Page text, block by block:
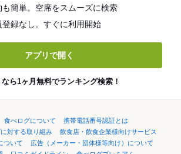
も簡単。空席をスムーズに検索
登録なし。すぐに利用開始
アプリで開く
なら1ヶ月無料でランキング検索！
食べログについて
携帯電話番号認証とは
対する取り組み
飲食店・飲食企業様向けサービス
ついて
広告（メーカー・団体様等向け）について